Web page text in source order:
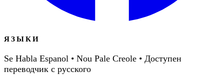
ЯЗЫКИ
Se Habla Espanol • Nou Pale Creole • Доступен
переводчик с русского